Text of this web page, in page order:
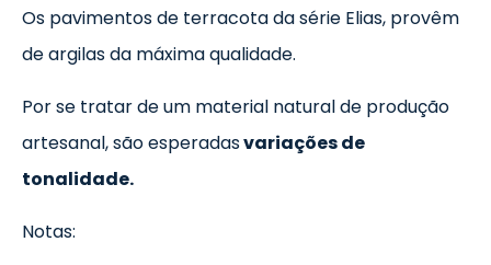
Os pavimentos de terracota da série Elias, provêm
de argilas da máxima qualidade.
Por se tratar de um material natural de produção
artesanal, são esperadasvariações de
tonalidade.
Notas: